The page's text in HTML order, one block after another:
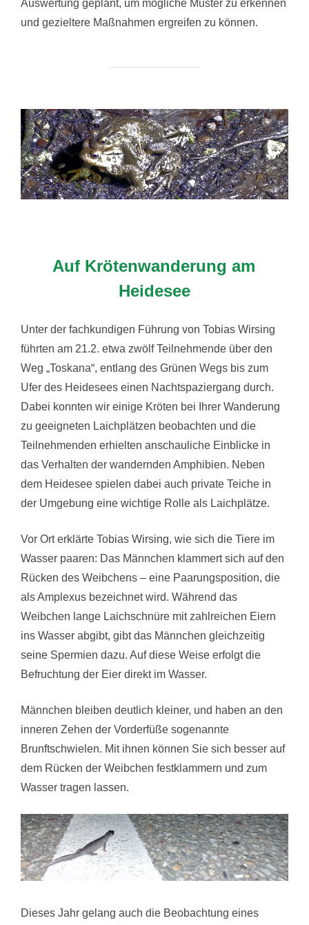
Auswertung geplant, um mögliche Muster zu erkennen
und gezieltere Maßnahmen ergreifen zu können.
Auf Krötenwanderung am
Heidesee
Unter der fachkundigen Führung von Tobias Wirsing
führten am 21.2. etwa zwölf Teilnehmende über den
Weg „Toskana“, entlang des Grünen Wegs bis zum
Ufer des Heidesees einen Nachtspaziergang durch.
Dabei konnten wir einige Kröten bei Ihrer Wanderung
zu geeigneten Laichplätzen beobachten und die
Teilnehmenden erhielten anschauliche Einblicke in
das Verhalten der wandernden Amphibien. Neben
dem Heidesee spielen dabei auch private Teiche in
der Umgebung eine wichtige Rolle als Laichplätze.
Vor Ort erklärte Tobias Wirsing, wie sich die Tiere im
Wasser paaren: Das Männchen klammert sich auf den
Rücken des Weibchens – eine Paarungsposition, die
als Amplexus bezeichnet wird. Während das
Weibchen lange Laichschnüre mit zahlreichen Eiern
ins Wasser abgibt, gibt das Männchen gleichzeitig
seine Spermien dazu. Auf diese Weise erfolgt die
Befruchtung der Eier direkt im Wasser.
Männchen bleiben deutlich kleiner, und haben an den
inneren Zehen der Vorderfüße sogenannte
Brunftschwielen. Mit ihnen können Sie sich besser auf
dem Rücken der Weibchen festklammern und zum
Wasser tragen lassen.
Dieses Jahr gelang auch die Beobachtung eines